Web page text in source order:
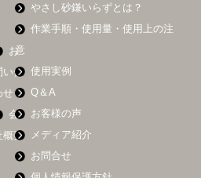
お
い合
せ
会
概要
やさし砂鎌いらずとは？
作業手順・使用量・使用上の注
意
使用実例
Q＆A
お客様の声
メディア紹介
お問合せ